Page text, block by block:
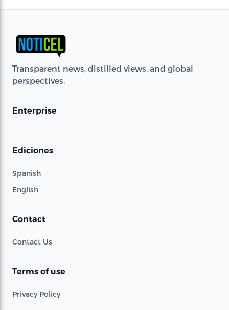
Transparent news, distilled views, and global
perspectives.
Enterprise
Ediciones
Spanish
English
Contact
Contact Us
Terms of use
Privacy Policy